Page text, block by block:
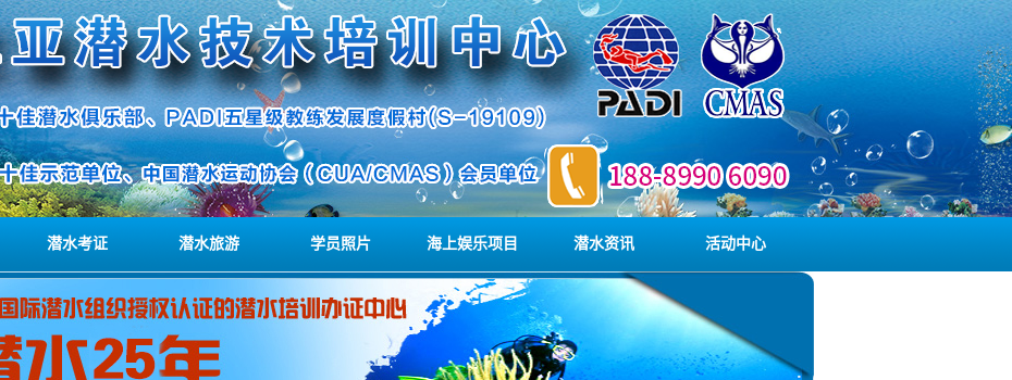
潜水考证 潜水旅游 学员照片 海上娱乐项目 潜水资讯 活动中心